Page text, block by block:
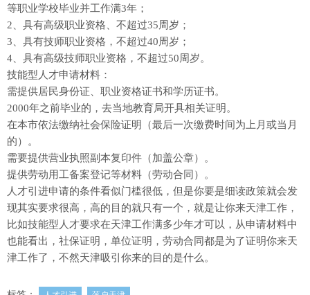
等职业学校毕业并工作满3年；
2、具有高级职业资格、不超过35周岁；
3、具有技师职业资格，不超过40周岁；
4、具有高级技师职业资格，不超过50周岁。
技能型人才申请材料：
需提供居民身份证、职业资格证书和学历证书。
2000年之前毕业的，去当地教育局开具相关证明。
在本市依法缴纳社会保险证明（最后一次缴费时间为上月或当月
的）。
需要提供营业执照副本复印件（加盖公章）。
提供劳动用工备案登记等材料（劳动合同）。
人才引进申请的条件看似门槛很低，但是你要是细读政策就会发
现其实要求很高，高的目的就只有一个，就是让你来天津工作，
比如技能型人才要求在天津工作满多少年才可以，从申请材料中
也能看出，社保证明，单位证明，劳动合同都是为了证明你来天
津工作了，不然天津吸引你来的目的是什么。